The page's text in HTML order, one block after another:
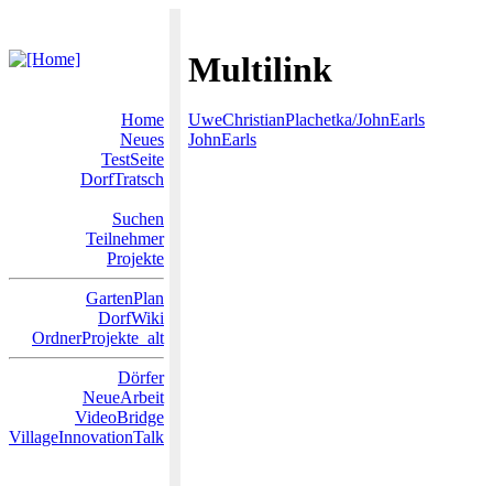
Multilink
Home
Neues
TestSeite
DorfTratsch
Suchen
Teilnehmer
Projekte
GartenPlan
DorfWiki
OrdnerProjekte_alt
Dörfer
NeueArbeit
VideoBridge
VillageInnovationTalk
UweChristianPlachetka/JohnEarls
JohnEarls